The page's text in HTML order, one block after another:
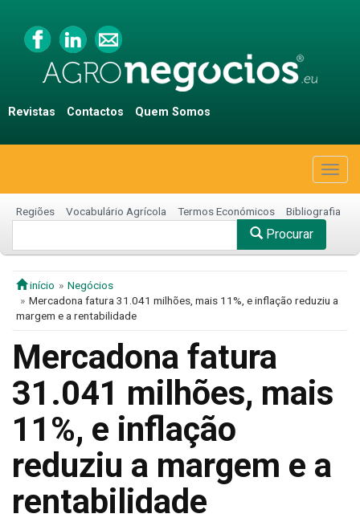
Revistas Contactos Quem Somos
Regiões Vocabulário Agrícola Termos Económicos Bibliografia
Procurar
início
Negócios
Mercadona fatura 31.041 milhões, mais 11%, e inflação reduziu a
margem e a rentabilidade
Mercadona fatura
31.041 milhões, mais
11%, e inflação
reduziu a margem e a
rentabilidade